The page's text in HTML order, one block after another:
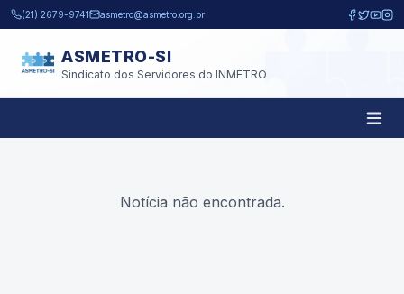
Pular para o conteúdo principal
(21) 2679-9741 asmetro@asmetro.org.br
ASMETRO-SI
Sindicato dos Servidores do INMETRO
Notícia não encontrada.